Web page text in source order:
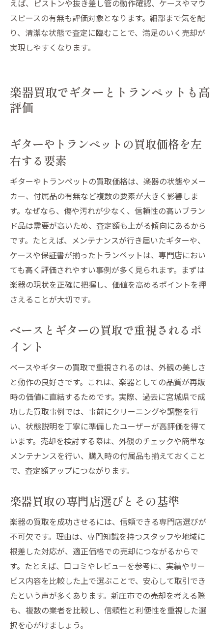
トランペットも高額査定を目指す工夫
ベース買取成功への一歩を踏み出すコツ
えば、ピストンや抜き差し管の動作確認、ケースやマウ
スピースの有無も評価対象となります。細部まで気を配
り、清潔な状態で査定に臨むことで、満足のいく売却が
実現しやすくなります。
楽器買取でギターとトランペットも高
評価
ギターやトランペットの買取価格を左
右する要素
ギターやトランペットの買取価格は、楽器の状態やメー
カー、付属品の有無など複数の要素が大きく影響しま
す。なぜなら、傷や汚れが少なく、信頼性の高いブラン
ド品は需要が高いため、査定額も上がる傾向にあるから
です。たとえば、メンテナンスが行き届いたギターや、
ケースや保証書が揃ったトランペットは、専門店におい
ても高く評価されやすい事例が多く見られます。まずは
楽器の現状を正確に把握し、価値を高めるポイントを押
さえることが大切です。
ベースとギターの買取で重視されるポ
イント
ベースやギターの買取で重視されるのは、外観の美しさ
と動作の良好さです。これは、楽器としての品質が再販
時の価値に直結するためです。実際、過去に宮城県で成
功した買取事例では、事前にクリーニングや調整を行
い、状態説明を丁寧に準備したユーザーが高評価を得て
います。売却を検討する際は、外観のチェックや簡単な
メンテナンスを行い、購入時の付属品も揃えておくこと
で、査定額アップにつながります。
楽器買取の専門店選びとその基準
楽器の買取を成功させるには、信頼できる専門店選びが
不可欠です。理由は、専門知識を持つスタッフや地域に
根差した対応が、適正価格での売却につながるからで
す。たとえば、口コミやレビューを参考に、実績やサー
ビス内容を比較した上で選ぶことで、安心して取引でき
たという声が多くあります。新庄市での売却を考える際
も、複数の業者を比較し、信頼性と利便性を重視した選
択を心がけましょう。